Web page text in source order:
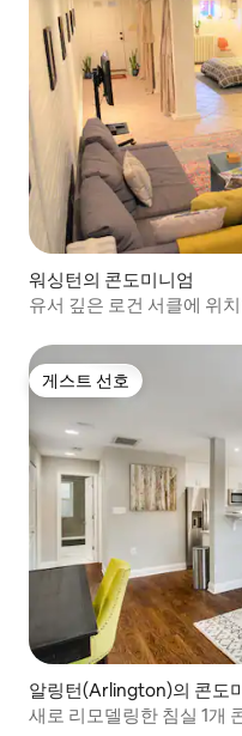
워싱턴의 콘도미니엄
유서 깊은 로건 서클에 위
게스트 선호
게스트 선호
알링턴(Arlington)의 콘도
새로 리모델링한 침실 1개